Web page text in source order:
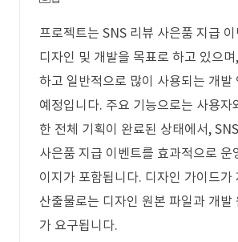
프로젝트는 SNS 리뷰 사은품 지급
디자인 및 개발을 목표로 하고 있으
하고 일반적으로 많이 사용되는 개발
예정입니다. 주요 기능으로는 사용자
한 전체 기획이 완료된 상태에서,
사은품 지급 이벤트를 효과적으로 운
이지가 포함됩니다. 디자인 가이드가
산출물로는 디자인 원본 파일과 개발
가 요구됩니다.